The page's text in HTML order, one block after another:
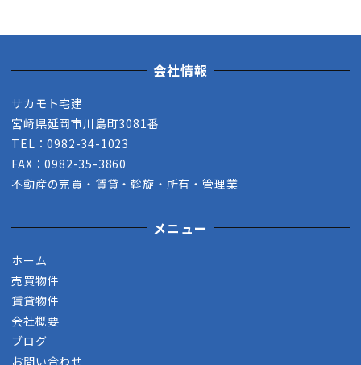
会社情報
サカモト宅建
宮崎県延岡市川島町3081番
TEL：0982-34-1023
FAX：0982-35-3860
不動産の売買・賃貸・斡旋・所有・管理業
メニュー
ホーム
売買物件
賃貸物件
会社概要
ブログ
お問い合わせ